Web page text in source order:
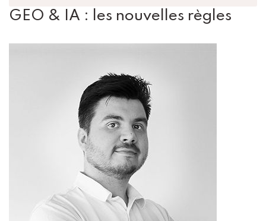
GEO & IA : les nouvelles règles